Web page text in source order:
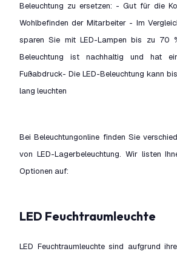
Beleuchtung zu ersetzen: - Gut für die
Wohlbefinden der Mitarbeiter - Im
sparen Sie mit LED-Lampen bis zu 70
Beleuchtung ist nachhaltig und hat
Fußabdruck- Die LED-Beleuchtung kann
lang leuchten
Bei Beleuchtungonline finden Sie
von LED-Lagerbeleuchtung. Wir listen
Optionen auf:
LED Feuchtraumleuchte
LED Feuchtraumleuchte sind aufgrund